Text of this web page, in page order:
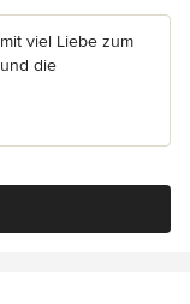
viel Liebe zum
die